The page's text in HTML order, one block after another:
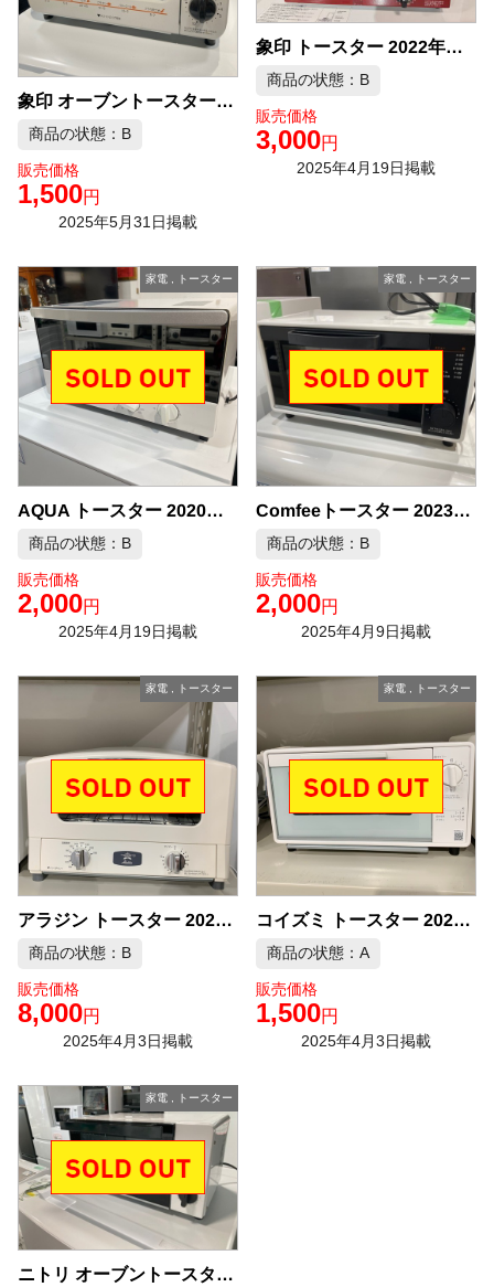
象印 オーブントースター 2019年製 ET-VH22 中古品販売
商品の状態：B
販売価格
1,500円
2025年5月31日掲載
象印 トースター 2022年製 DT-S100 中古品販売
商品の状態：B
販売価格
3,000円
2025年4月19日掲載
家電, トースター
AQUA トースター 2020年製 AQT-WA11 中古品販売
商品の状態：B
販売価格
2,000円
2025年4月19日掲載
家電 , トースター
Comfeeトースター 2023年製 CF-CD084 中古品販売
商品の状態：B
販売価格
2,000円
2025年4月9日掲載
家電, トースター
アラジン トースター 2021年製 AET-GS13N 中古品販売
商品の状態：B
販売価格
8,000円
2025年4月3日掲載
家電 トースター
コイズミ トースター 2024年製 KOS-10E3 中古品販売
商品の状態：A
販売価格
1,500円
2025年4月3日掲載
家電, トースター
ニトリ オーブントースター 2017年式 中古品販売